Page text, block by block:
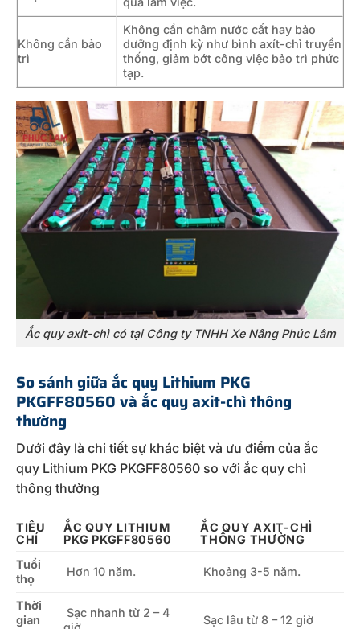
Không cần bảo
trì
Không cần châm nước cất hay bảo
dưỡng định kỳ như bình axít-chì truyền
thống, giảm bớt công việc bảo trì phức
tạp.
Ắc quy axit-chì có tại Công ty TNHH Xe Nâng Phúc Lâm
So sánh giữa ắc quy Lithium PKG
PKGFF80560 và ắc quy axit-chì thông
thường
Dưới đây là chi tiết sự khác biệt và ưu điểm của ắc
quy Lithium PKG PKGFF80560 so với ắc quy chì
thông thường
TIÊU
CHÍ
ẮC QUY LITHIUM
PKG PKGFF80560
ẮC QUY AXIT-CHÌ
THÔNG THƯỜNG
Tuổi
thọ
Hơn 10 năm. Khoảng 3-5 năm.
Thời
gian
Sạc nhanh từ 2 – 4
Sạc lâu từ 8 – 12 giờ